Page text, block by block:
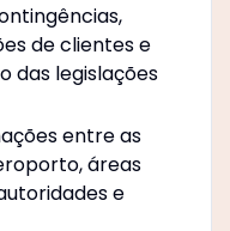
de clientes e
das legislações
entre as
áreas
e